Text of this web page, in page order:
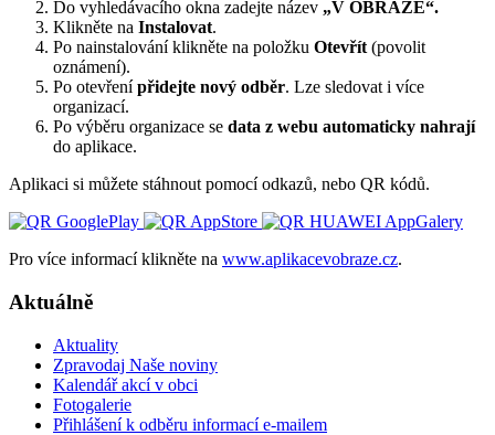
Do vyhledávacího okna zadejte název „V OBRAZE“.
Klikněte na Instalovat.
Po nainstalování klikněte na položku Otevřít (povolit
oznámení).
Po otevřenípřidejte nový odběr. Lze sledovat i více
organizací.
Po výběru organizace se data z webu automaticky nahrají
do aplikace.
Aplikaci si můžete stáhnout pomocí odkazů, nebo QR kódů.
Pro více informací klikněte na www.aplikacevobraze.cz.
Aktuálně
Aktuality
Zpravodaj Naše noviny
Kalendář akcí v obci
Fotogalerie
Přihlášení k odběru informací e-mailem